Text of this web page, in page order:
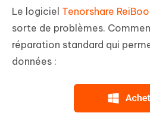
Le logiciel Tenorshare
sorte de problèmes.
réparation standard qui
données :